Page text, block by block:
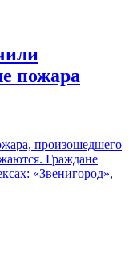
пожара
произошедшего
Граждане
«Звенигород»,